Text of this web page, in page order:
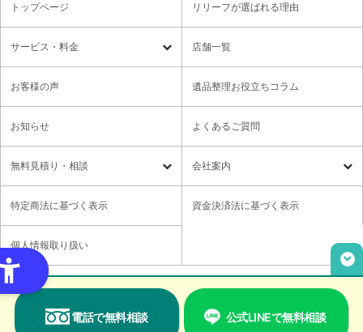
電話で無料相談 公式LINEで無料相談
トップページ リリーフが選ばれる理由
サービス・料金
遺品整理 残置物撤去
特殊清掃・孤独死 ゴミ屋敷・モノ屋敷
各種セミナーのご案内 領収書の発行方法
店舗一覧
お客様の声 遺品整理お役立ちコラム
お知らせ よくあるご質問
無料⾒積り・相談
無料⾒積り・相談 LINE無料相談
ご意見箱
取材・講演依頼
会社案内
社長メッセージ
特定商法に基づく表示 資金決済法に基づく表示
個人情報取り扱い
Copyright© Relief,Inc All rights reserved.